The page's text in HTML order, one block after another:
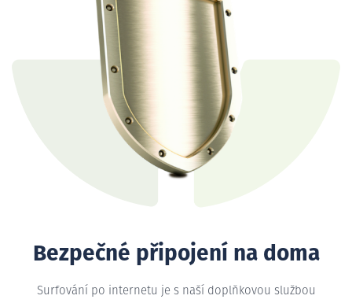
Bezpečné připojení na doma
Surfování po internetu je s naší doplňkovou službou